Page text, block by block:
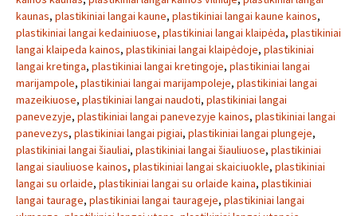
kaunas, plastikiniai langai kaune, plastikiniai langai kaune kainos,
plastikiniai langai kedainiuose, plastikiniai langai klaipėda, plastikiniai
langai klaipeda kainos, plastikiniai langai klaipėdoje, plastikiniai
langai kretinga, plastikiniai langai kretingoje, plastikiniai langai
marijampole, plastikiniai langai marijampoleje, plastikiniai langai
mazeikiuose, plastikiniai langai naudoti, plastikiniai langai
panevezyje, plastikiniai langai panevezyje kainos, plastikiniai langai
panevezys, plastikiniai langai pigiai, plastikiniai langai plungeje,
plastikiniai langai šiauliai, plastikiniai langai šiauliuose, plastikiniai
langai siauliuose kainos, plastikiniai langai skaiciuokle, plastikiniai
langai su orlaide, plastikiniai langai su orlaide kaina, plastikiniai
langai taurage, plastikiniai langai taurageje, plastikiniai langai